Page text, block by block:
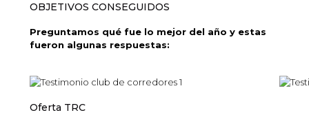
OBJETIVOS CONSEGUIDOS
Preguntamos qué fue lo mejor del año y estas
fueron algunas respuestas:
Oferta TRC